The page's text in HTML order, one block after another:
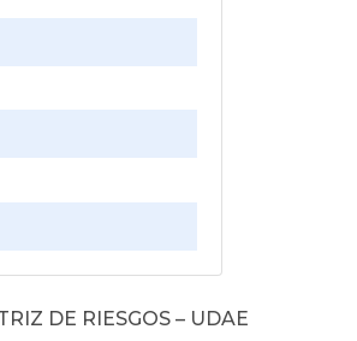
DE RIESGOS – UDAE